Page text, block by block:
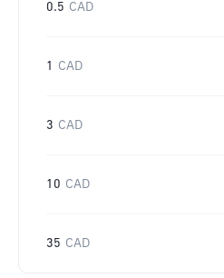
0.5 CAD
1 CAD
3 CAD
10 CAD
35 CAD